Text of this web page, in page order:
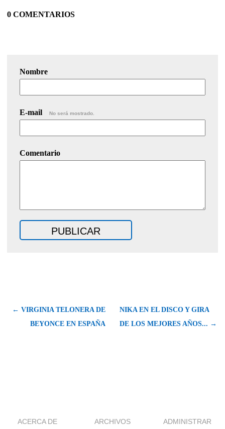
0 COMENTARIOS
Nombre
E-mail No será mostrado.
Comentario
← VIRGINIA TELONERA DE
BEYONCE EN ESPAÑA
NIKA EN EL DISCO Y GIRA
DE LOS MEJORES AÑOS... →
ACERCA DE ARCHIVOS ADMINISTRAR